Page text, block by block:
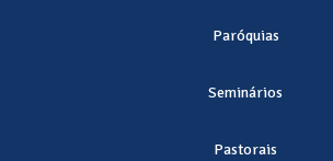
Paróquias
Seminários
Pastorais